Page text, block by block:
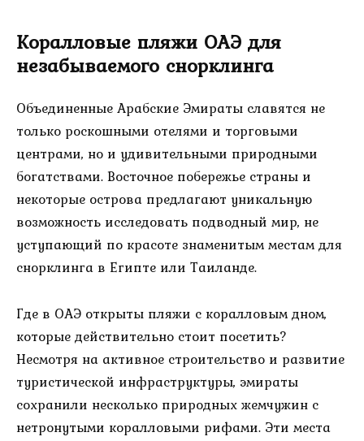
Коралловые пляжи ОАЭ для
незабываемого снорклинга
Объединенные Арабские Эмираты славятся не
только роскошными отелями и торговыми
центрами, но и удивительными природными
богатствами. Восточное побережье страны и
некоторые острова предлагают уникальную
возможность исследовать подводный мир, не
уступающий по красоте знаменитым местам для
снорклинга в Египте или Таиланде.
Где в ОАЭ открыты пляжи с коралловым дном,
которые действительно стоит посетить?
Несмотря на активное строительство и развитие
туристической инфраструктуры, эмираты
сохранили несколько природных жемчужин с
нетронутыми коралловыми рифами. Эти места